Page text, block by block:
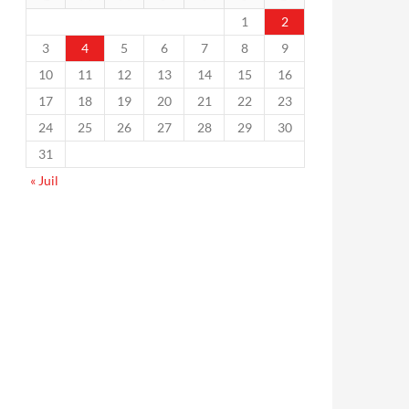
1
2
3
4 5 6 7 8
9
10
11 12 13 14 15
16
17
18 19 20 21 22
23
24
25 26 27 28 29
30
31
« Juil